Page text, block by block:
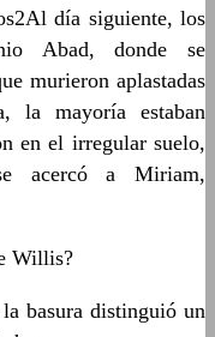
Al día siguiente, los
Abad, donde se
murieron aplastadas
la mayoría estaban
en el irregular suelo,
acercó a Miriam,
Willis?
basura distinguió un